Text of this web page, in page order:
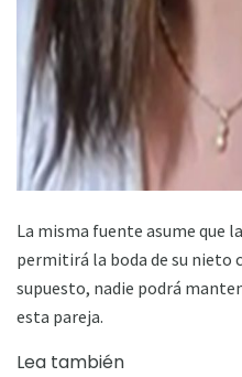
La misma fuente asume que
permitirá la boda de su nieto
supuesto, nadie podrá
esta pareja.
Lea también